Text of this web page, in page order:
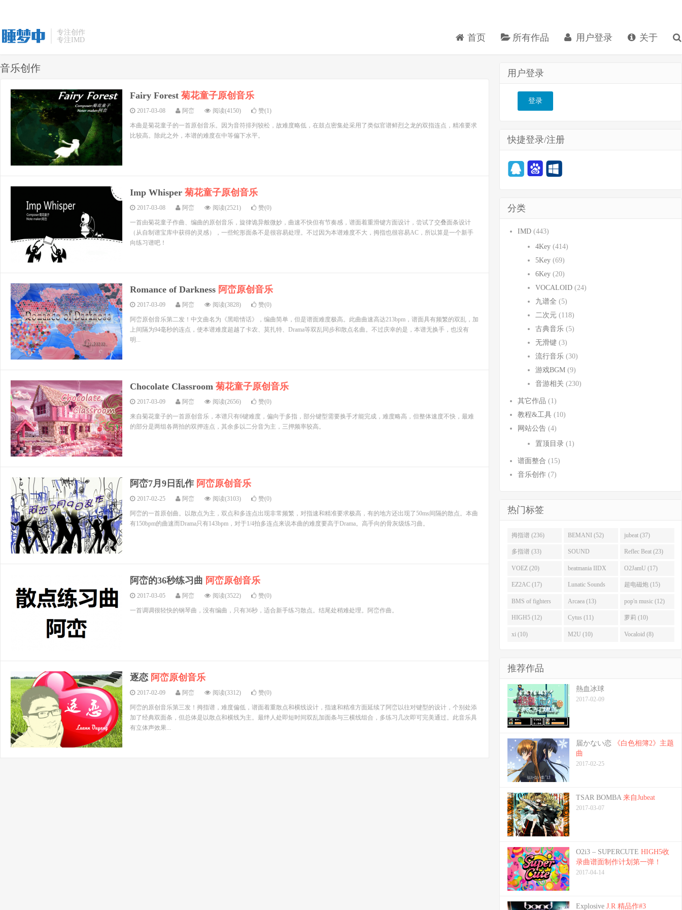
专注创作
专注IMD
首页 所有作品 用户登录 关于
音乐创作
Fairy Forest 菊花童子原创音乐
2017-03-08 阿峦 阅读(4150) 赞(1)
本曲是菊花童子的一首原创音乐。因为音符排列较松，故难度略低，在鼓点密集处采用了类似官谱鲜烈之龙的双指连点，精准要求
比较高。除此之外，本谱的难度在中等偏下水平。
Imp Whisper 菊花童子原创音乐
2017-03-08 阿峦 阅读(2521) 赞(0)
一首由菊花童子作曲、编曲的原创音乐，旋律诡异般微妙，曲速不快但有节奏感，谱面着重滑键方面设计，尝试了交叠面条设计
（从自制谱宝库中获得的灵感），一些蛇形面条不是很容易处理。不过因为本谱难度不大，拇指也很容易AC，所以算是一个新手
向练习谱吧！
Romance of Darkness 阿峦原创音乐
2017-03-09 阿峦 阅读(3828) 赞(0)
阿峦原创音乐第二发！中文曲名为《黑暗情话》，编曲简单，但是谱面难度极高。此曲曲速高达213bpm，谱面具有频繁的双乱，加
上间隔为94毫秒的连点，使本谱难度超越了卡农、莫扎特、Drama等双乱同步和散点名曲。不过庆幸的是，本谱无换手，也没有
明...
Chocolate Classroom 菊花童子原创音乐
2017-03-09 阿峦 阅读(2656) 赞(0)
来自菊花童子的一首原创音乐，本谱只有6键难度，偏向于多指，部分键型需要换手才能完成，难度略高，但整体速度不快，最难
的部分是两组各两拍的双押连点，其余多以二分音为主，三押频率较高。
阿峦7月9日乱作 阿峦原创音乐
2017-02-25 阿峦 阅读(3103) 赞(0)
阿峦的一首原创曲。以散点为主，双点和多连点出现非常频繁，对指速和精准要求极高，有的地方还出现了50ms间隔的散点。本曲
有150bpm的曲速而Drama只有143bpm，对于1/4拍多连点来说本曲的难度要高于Drama。高手向的骨灰级练习曲。
阿峦的36秒练习曲 阿峦原创音乐
2017-03-05 阿峦 阅读(3522) 赞(0)
一首调调很轻快的钢琴曲，没有编曲，只有36秒，适合新手练习散点。结尾处稍难处理。阿峦作曲。
逐恋 阿峦原创音乐
2017-02-09 阿峦 阅读(3312) 赞(0)
阿峦的原创音乐第三发！拇指谱，难度偏低，谱面着重散点和横线设计，指速和精准方面延续了阿峦以往对键型的设计，个别处添
加了经典双面条，但总体是以散点和横线为主。最绊人处即短时间双乱加面条与三横线组合，多练习几次即可完美通过。此音乐具
有立体声效果...
用户登录
登录
快捷登录/注册
分类
IMD (443)
4Key (414)
5Key (69)
6Key (20)
VOCALOID (24)
九谱全 (5)
二次元 (118)
古典音乐 (5)
无滑键 (3)
流行音乐 (30)
游戏BGM (9)
音游相关 (230)
其它作品 (1)
教程&工具 (10)
网站公告 (4)
置顶目录 (1)
谱面整合 (15)
音乐创作 (7)
热门标签
拇指谱 (236) BEMANI (52) jubeat (37)
多指谱 (33) SOUND
VOLTEX (32)
Reflec Beat (23)
VOEZ (20) beatmania IIDX
(19)
O2JamU (17)
EZ2AC (17) Lunatic Sounds
(16)
超电磁炮 (15)
BMS of fighters
(14)
Arcaea (13) pop'n music (12)
HIGH5 (12) Cytus (11) 萝莉 (10)
xi (10) M2U (10) Vocaloid (8)
推荐作品
熱血冰球
2017-02-09
届かない恋
《白色相簿2》主题
曲
2017-02-25
TSAR BOMBA 来自Jubeat
2017-03-07
O2i3 – SUPERCUTE HIGH5收
录曲谱面制作计划第一弹！
2017-04-14
Explosive J.R 精品作#3